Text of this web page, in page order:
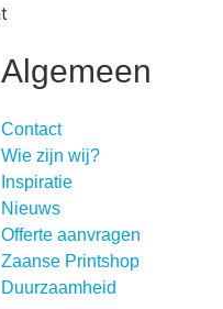
Algemeen
Contact
Wie zijn wij?
Inspiratie
Nieuws
Offerte aanvragen
Zaanse Printshop
Duurzaamheid